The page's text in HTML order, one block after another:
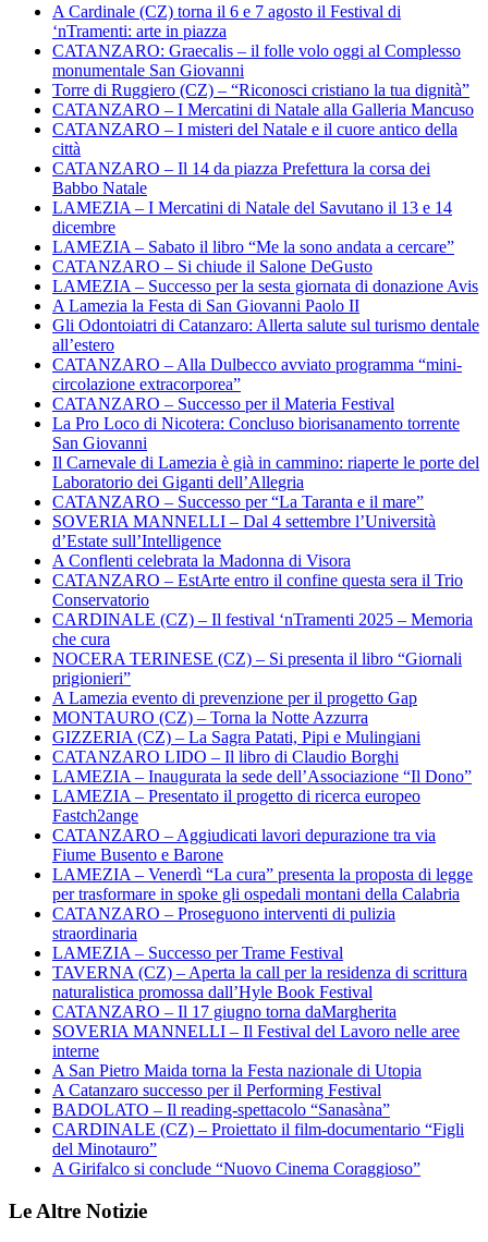
A Cardinale (CZ) torna il 6 e 7 agosto il Festival di
‘nTramenti: arte in piazza
CATANZARO: Graecalis – il folle volo oggi al Complesso
monumentale San Giovanni
Torre di Ruggiero (CZ) – “Riconosci cristiano la tua dignità”
CATANZARO – I Mercatini di Natale alla Galleria Mancuso
CATANZARO – I misteri del Natale e il cuore antico della
città
CATANZARO – Il 14 da piazza Prefettura la corsa dei
Babbo Natale
LAMEZIA – I Mercatini di Natale del Savutano il 13 e 14
dicembre
LAMEZIA – Sabato il libro “Me la sono andata a cercare”
CATANZARO – Si chiude il Salone DeGusto
LAMEZIA – Successo per la sesta giornata di donazione Avis
A Lamezia la Festa di San Giovanni Paolo II
Gli Odontoiatri di Catanzaro: Allerta salute sul turismo dentale
all’estero
CATANZARO – Alla Dulbecco avviato programma “mini-
circolazione extracorporea”
CATANZARO – Successo per il Materia Festival
La Pro Loco di Nicotera: Concluso biorisanamento torrente
San Giovanni
Il Carnevale di Lamezia è già in cammino: riaperte le porte del
Laboratorio dei Giganti dell’Allegria
CATANZARO – Successo per “La Taranta e il mare”
SOVERIA MANNELLI – Dal 4 settembre l’Università
d’Estate sull’Intelligence
A Conflenti celebrata la Madonna di Visora
CATANZARO – EstArte entro il confine questa sera il Trio
Conservatorio
CARDINALE (CZ) – Il festival ‘nTramenti 2025 – Memoria
che cura
NOCERA TERINESE (CZ) – Si presenta il libro “Giornali
prigionieri”
A Lamezia evento di prevenzione per il progetto Gap
MONTAURO (CZ) – Torna la Notte Azzurra
GIZZERIA (CZ) – La Sagra Patati, Pipi e Mulingiani
CATANZARO LIDO – Il libro di Claudio Borghi
LAMEZIA – Inaugurata la sede dell’Associazione “Il Dono”
LAMEZIA – Presentato il progetto di ricerca europeo
Fastch2ange
CATANZARO – Aggiudicati lavori depurazione tra via
Fiume Busento e Barone
LAMEZIA – Venerdì “La cura” presenta la proposta di legge
per trasformare in spoke gli ospedali montani della Calabria
CATANZARO – Proseguono interventi di pulizia
straordinaria
LAMEZIA – Successo per Trame Festival
TAVERNA (CZ) – Aperta la call per la residenza di scrittura
naturalistica promossa dall’Hyle Book Festival
CATANZARO – Il 17 giugno torna daMargherita
SOVERIA MANNELLI – Il Festival del Lavoro nelle aree
interne
A San Pietro Maida torna la Festa nazionale di Utopia
A Catanzaro successo per il Performing Festival
BADOLATO – Il reading-spettacolo “Sanasàna”
CARDINALE (CZ) – Proiettato il film-documentario “Figli
del Minotauro”
A Girifalco si conclude “Nuovo Cinema Coraggioso”
Le Altre Notizie